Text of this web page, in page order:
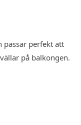
passar perfekt att
på balkongen.